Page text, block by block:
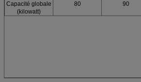
Capacité globale
(kilowatt)
80 90